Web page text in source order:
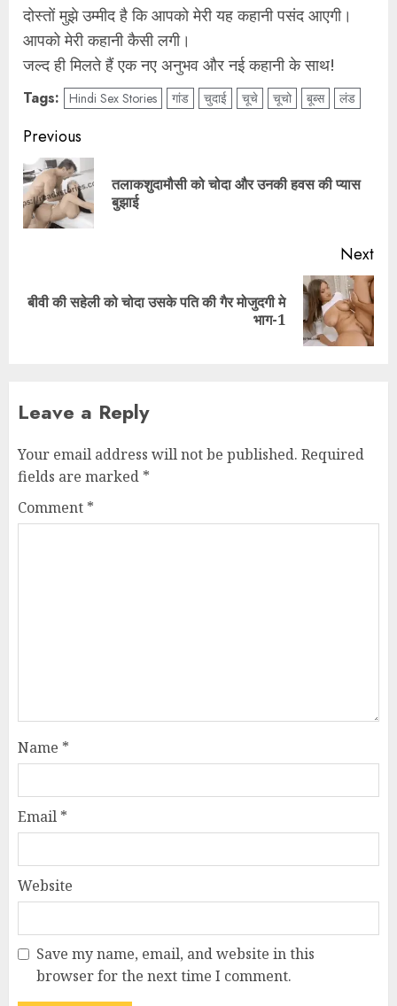
दोस्तों मुझे उम्मीद है कि आपको मेरी यह कहानी पसंद आएगी।
आपको मेरी कहानी कैसी लगी।
जल्द ही मिलते हैं एक नए अनुभव और नई कहानी के साथ!
Tags: Hindi Sex Stories गांड चुदाई चूचे चूचो बूब्स लंड
Post
navigation
Previous
तलाकशुदामौसी को चोदा और उनकी हवस की प्यास
बुझाई
Next
Next
बीवी की सहेली को चोदा उसके पति की गैर मोजुदगी मे
भाग-1
Leave a Reply
Your email address will not be published. Required
fields are marked *
Comment *
Name *
Email *
Website
Save my name, email, and website in this
browser for the next time I comment.